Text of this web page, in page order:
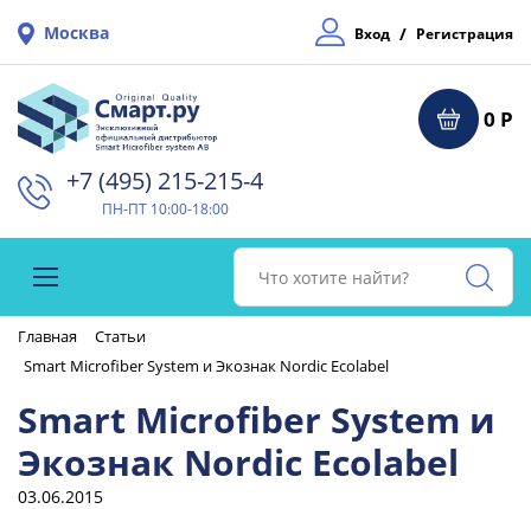
Москва Вход / Регистрация
0 Р
+7 (495) 215-215-4⁠
ПН-ПТ 10:00-18:00
Главная
Статьи
Smart Microfiber System и Экознак Nordic Ecolabel
Smart Microfiber System и
Экознак Nordic Ecolabel
03.06.2015